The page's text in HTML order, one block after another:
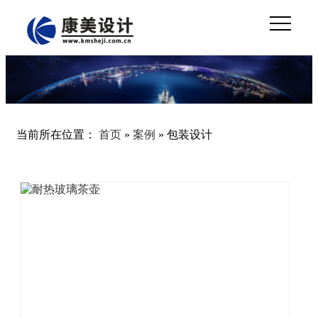
当前所在位置： 首页 » 案例 » 包装设计